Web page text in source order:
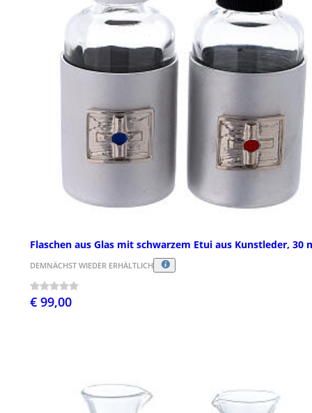
Flaschen aus Glas mit schwarzem Etui aus Kunstleder, 30
DEMNÄCHST WIEDER ERHÄLTLICH
€ 99,00